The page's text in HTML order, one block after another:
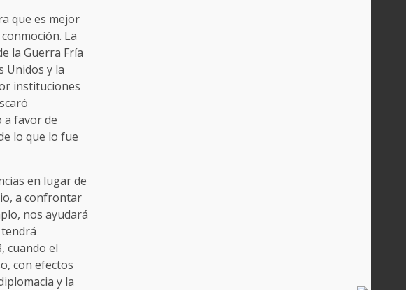
que es mejor
La
la Guerra Fría
Unidos y la
instituciones
a favor de
lo que lo fue
en lugar de
a confrontar
nos ayudará
cuando el
con efectos
y la